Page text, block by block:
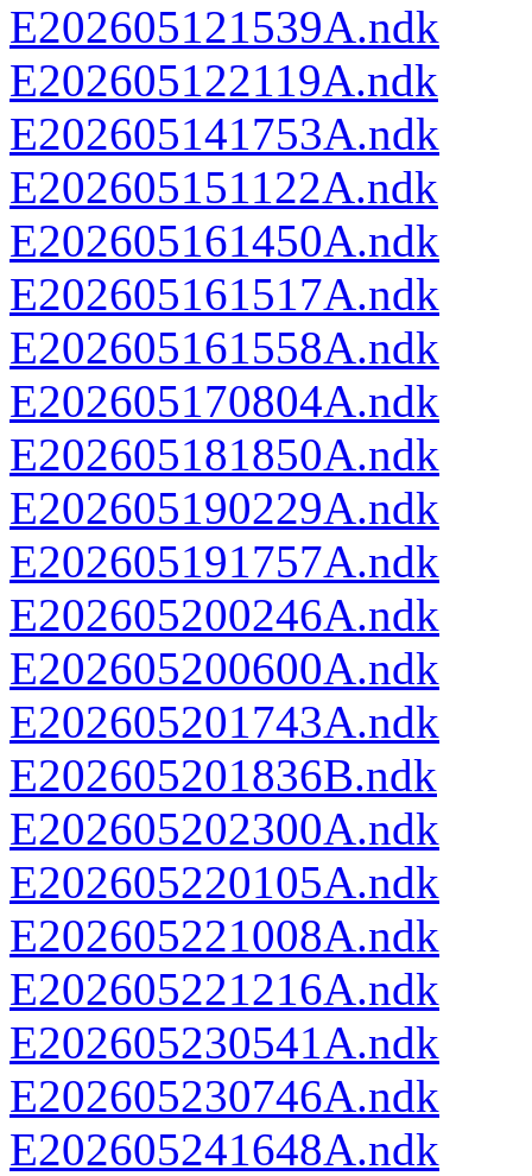
E202605121539A.ndk
E202605122119A.ndk
E202605141753A.ndk
E202605151122A.ndk
E202605161450A.ndk
E202605161517A.ndk
E202605161558A.ndk
E202605170804A.ndk
E202605181850A.ndk
E202605190229A.ndk
E202605191757A.ndk
E202605200246A.ndk
E202605200600A.ndk
E202605201743A.ndk
E202605201836B.ndk
E202605202300A.ndk
E202605220105A.ndk
E202605221008A.ndk
E202605221216A.ndk
E202605230541A.ndk
E202605230746A.ndk
E202605241648A.ndk